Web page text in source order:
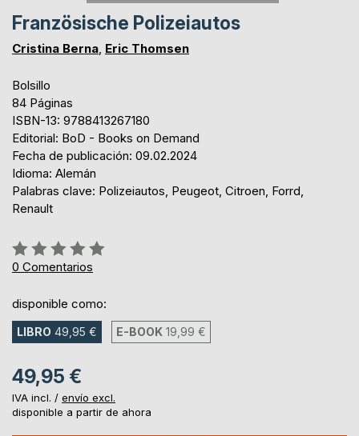
Französische Polizeiautos
Cristina Berna, Eric Thomsen
Bolsillo
84 Páginas
ISBN-13: 9788413267180
Editorial: BoD - Books on Demand
Fecha de publicación: 09.02.2024
Idioma: Alemán
Palabras clave: Polizeiautos, Peugeot, Citroen, Forrd,
Renault
Rating:
0%
0 Comentarios
disponible como:
LIBRO 49,95 € E-BOOK 19,99 €
49,95 €
IVA incl. / envío excl.
disponible a partir de ahora